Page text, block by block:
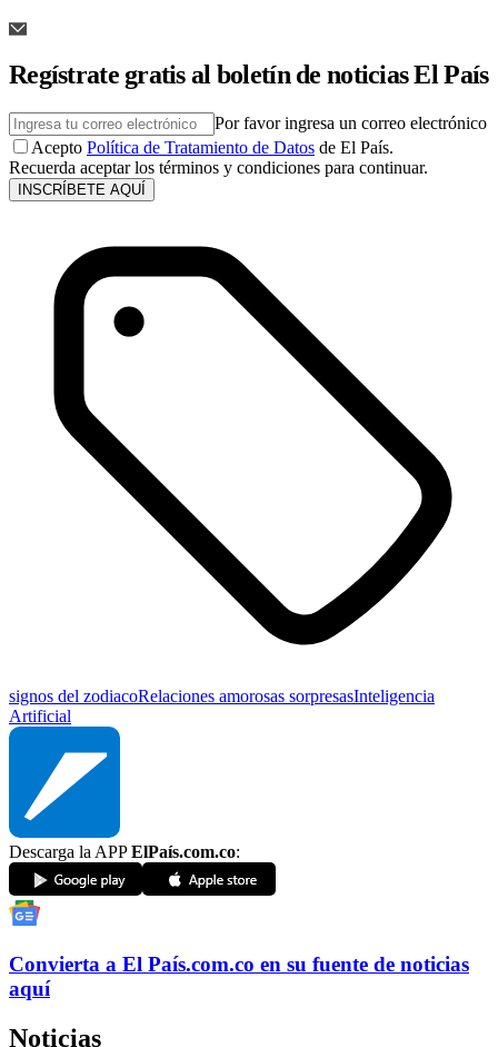
Regístrate gratis al boletín de noticias El País
Por favor ingresa un correo electrónico
Acepto Política de Tratamiento de Datos de El País.
Recuerda aceptar los términos y condiciones para continuar.
INSCRÍBETE AQUÍ
signos del zodiacoRelaciones amorosas sorpresasInteligencia
Artificial
Descarga la APPElPaís.com.co:
Convierta a El País.com.co en su fuente de noticias
aquí
Noticias